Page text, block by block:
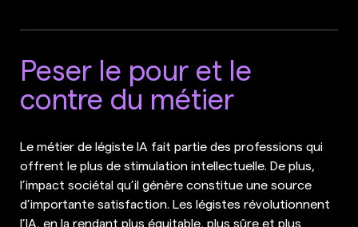
Peser le pour et le
contre du métier
Le métier de légiste IA fait partie des professions qui
offrent le plus de stimulation intellectuelle. De plus,
l’impact sociétal qu’il génère constitue une source
d’importante satisfaction. Les légistes révolutionnent
l’IA, en la rendant plus équitable, plus sûre et plus